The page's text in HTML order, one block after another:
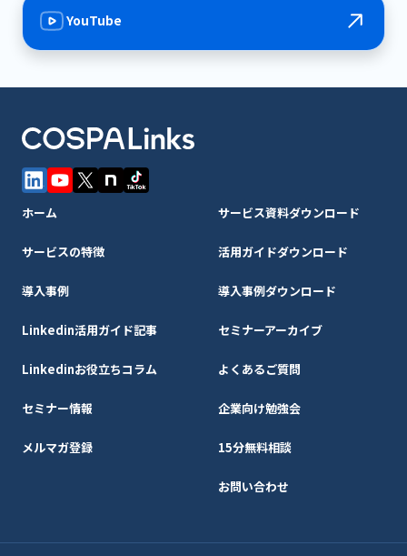
YouTube
ホーム サービス資料ダウンロード
サービスの特徴 活用ガイドダウンロード
導入事例 導入事例ダウンロード
Linkedin活用ガイド記事 セミナーアーカイブ
Linkedinお役立ちコラム よくあるご質問
セミナー情報 企業向け勉強会
メルマガ登録 15分無料相談
お問い合わせ